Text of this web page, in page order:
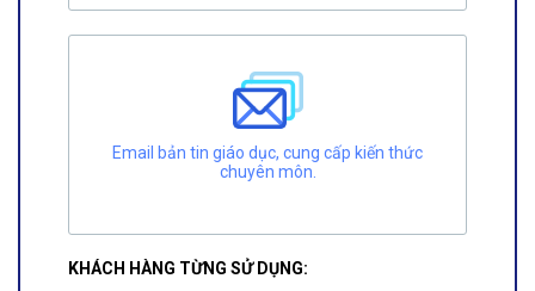
Email bản tin giáo dục, cung cấp kiến thức
chuyên môn.
KHÁCH HÀNG TỪNG SỬ DỤNG: